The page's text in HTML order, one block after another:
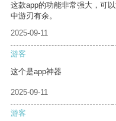
这款app的功能非常强大，可
中游刃有余。
2025-09-11
游客
这个是app神器
2025-09-11
游客